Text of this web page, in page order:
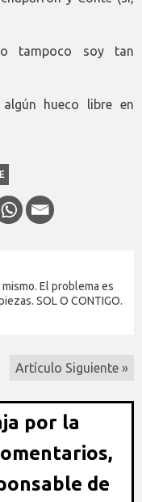
tampoco soy tan
hueco libre en
El problema es
SOL O CONTIGO.
Artículo Siguiente »
por la
de